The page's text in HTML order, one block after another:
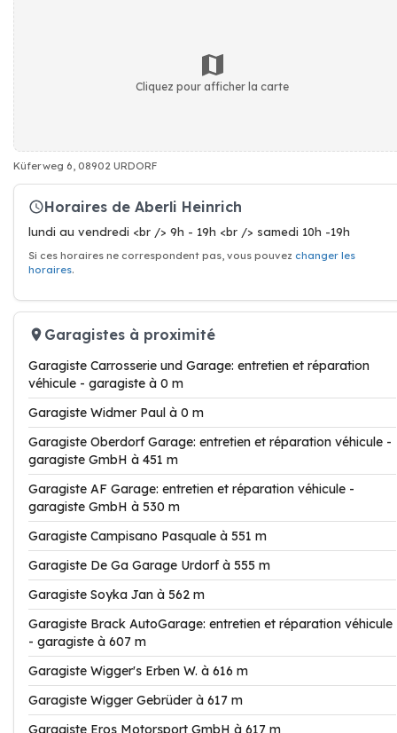
Cliquez pour afficher la carte
Küferweg 6, 08902 URDORF
Horaires de Aberli Heinrich
lundi au vendredi <br /> 9h - 19h <br /> samedi 10h -19h
Si ces horaires ne correspondent pas, vous pouvez changer les
horaires.
Garagistes à proximité
Garagiste Carrosserie und Garage: entretien et réparation
véhicule - garagiste à 0 m
Garagiste Widmer Paul à 0 m
Garagiste Oberdorf Garage: entretien et réparation véhicule -
garagiste GmbH à 451 m
Garagiste AF Garage: entretien et réparation véhicule -
garagiste GmbH à 530 m
Garagiste Campisano Pasquale à 551 m
Garagiste De Ga Garage Urdorf à 555 m
Garagiste Soyka Jan à 562 m
Garagiste Brack AutoGarage: entretien et réparation véhicule
- garagiste à 607 m
Garagiste Wigger's Erben W. à 616 m
Garagiste Wigger Gebrüder à 617 m
Garagiste Eros Motorsport GmbH à 617 m